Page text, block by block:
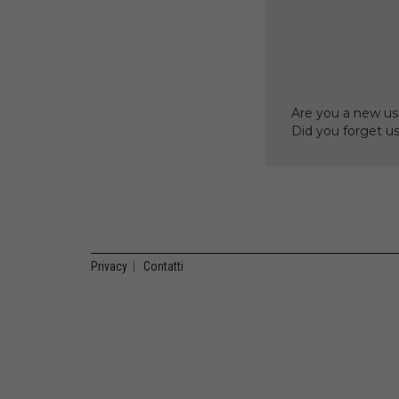
Are you a new
Did you forget
Privacy Contatti